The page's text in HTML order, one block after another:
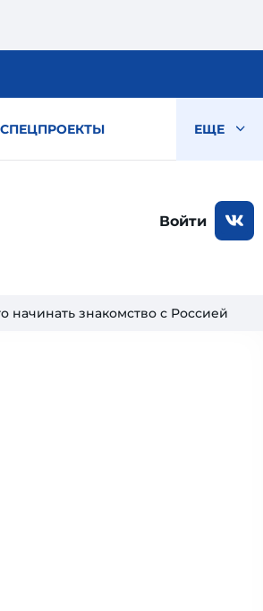
СПЕЦПРОЕКТЫ ЕЩЕ
Войти
начинать знакомство с Россией